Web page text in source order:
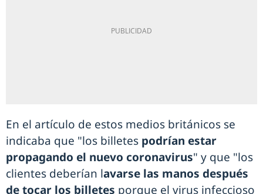
En el artículo de estos medios británicos se
indicaba que "los billetes podrían estar
propagando el nuevo coronavirus" y que "los
clientes deberían lavarse las manos después
de tocar los billetes porque el virus infeccioso